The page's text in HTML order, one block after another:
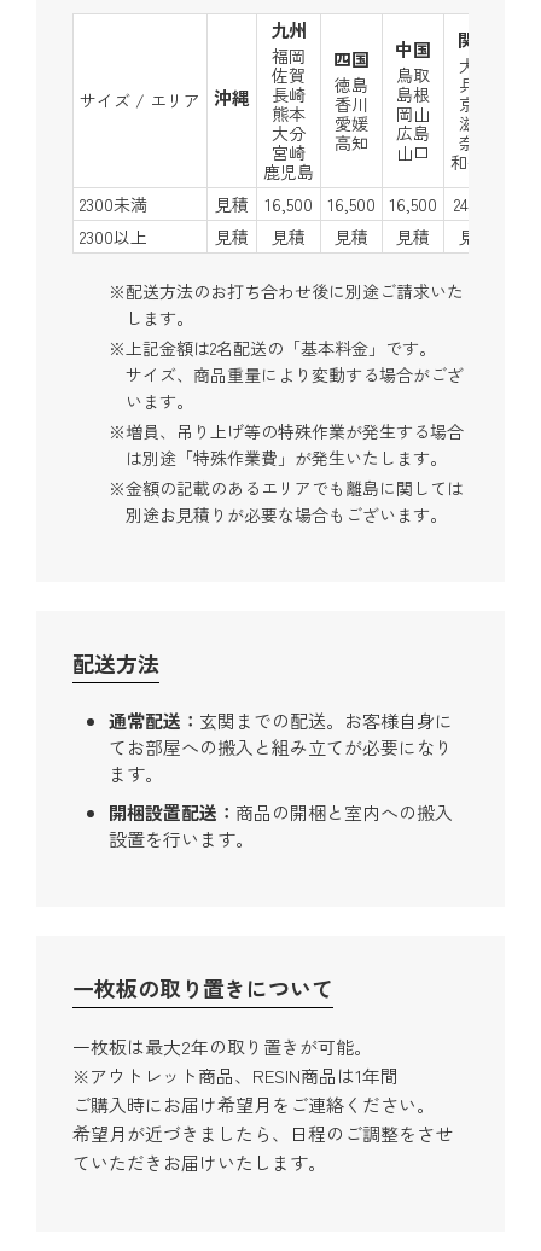
サイズ / エリア 沖縄
九州
福岡
佐賀
長崎
熊本
大分
宮崎
鹿児島
四国
徳島
香川
愛媛
高知
中国
鳥取
島根
岡山
広島
山口
関西
大阪
兵庫
京都
滋賀
奈良
和歌山
2300未満 見積 16,500 16,500 16,500 24,200
2300以上
見積 見積 見積 見積 見積
配送方法のお打ち合わせ後に別途ご請求いた
します。
上記金額は2名配送の「基本料金」です。
サイズ、商品重量により変動する場合がござ
います。
増員、吊り上げ等の特殊作業が発生する場合
は別途「特殊作業費」が発生いたします。
金額の記載のあるエリアでも離島に関しては
別途お見積りが必要な場合もございます。
配送方法
通常配送
玄関までの配送。お客様自身に
てお部屋への搬入と組み立てが必要になり
ます。
開梱設置配送
商品の開梱と室内への搬入
設置を行います。
一枚板の取り置きについて
一枚板は最大2年の取り置きが可能。
※アウトレット商品、RESIN商品は1年間
ご購入時にお届け希望月をご連絡ください。
希望月が近づきましたら、日程のご調整をさせ
ていただきお届けいたします。